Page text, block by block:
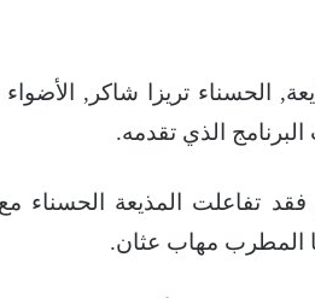
الحسناء تريزا شاكر,
الذي تقدمه.
تفاعلت المذيعة الحسناء
المطرب مهاب عثان.